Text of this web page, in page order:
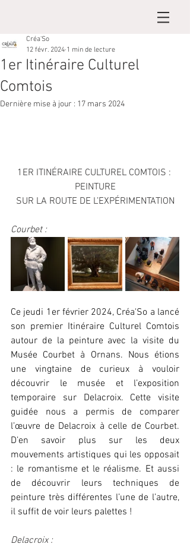
1er Itinéraire Culturel
Comtois
Créa'So
12 févr. 2024 1 min de lecture
Dernière mise à jour : 17 mars 2024
1ER ITINÉRAIRE CULTUREL COMTOIS :
PEINTURE
SUR LA ROUTE DE L’EXPÉRIMENTATION
Courbet :
Ce jeudi 1er février 2024, Créa'So a lancé
son premier Itinéraire Culturel Comtois
autour de la peinture avec la visite du
Musée Courbet à Ornans. Nous étions
une vingtaine de curieux à vouloir
découvrir le musée et l’exposition
temporaire sur Delacroix. Cette visite
guidée nous a permis de comparer
l’œuvre de Delacroix à celle de Courbet.
D’en savoir plus sur les deux
mouvements artistiques qui les opposait
: le romantisme et le réalisme. Et aussi
de découvrir leurs techniques de
peinture très différentes l’une de l’autre,
il suffit de voir leurs palettes !
Delacroix :